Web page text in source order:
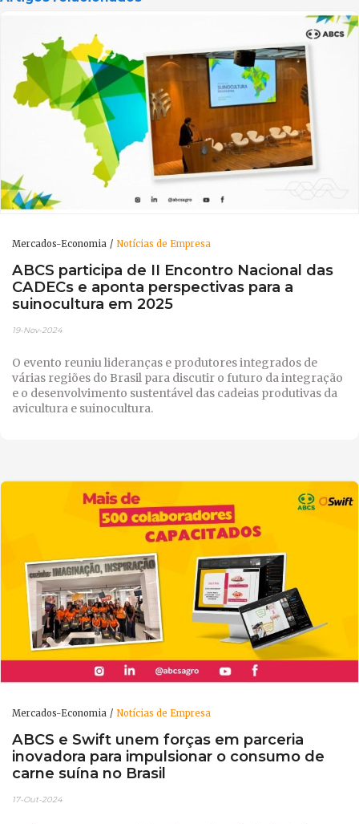
Mercados-Economia Notícias de Empresa
ABCS participa de II Encontro Nacional das
CADECs e aponta perspectivas para a
suinocultura em 2025
19-Nov-2024
O evento reuniu lideranças e produtores integrados de
várias regiões do Brasil para discutir o futuro da integração
e o desenvolvimento sustentável das cadeias produtivas da
avicultura e suinocultura.
Mercados-Economia Notícias de Empresa
ABCS e Swift unem forças em parceria
inovadora para impulsionar o consumo de
carne suína no Brasil
17-Out-2024